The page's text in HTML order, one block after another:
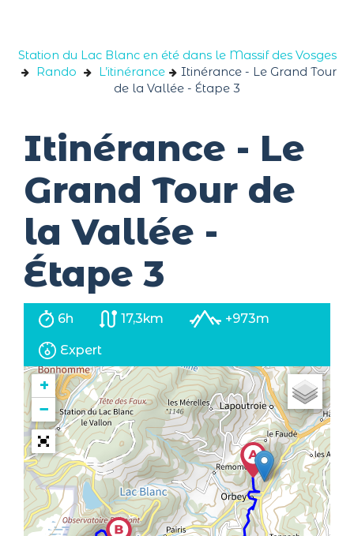
Station du Lac Blanc en été dans le Massif des Vosges
Rando
L’itinérance
Itinérance - Le Grand Tour
de la Vallée - Étape 3
Itinérance - Le
Grand Tour de
la Vallée -
Étape 3
6h 17,3km +973m
Expert
+
−